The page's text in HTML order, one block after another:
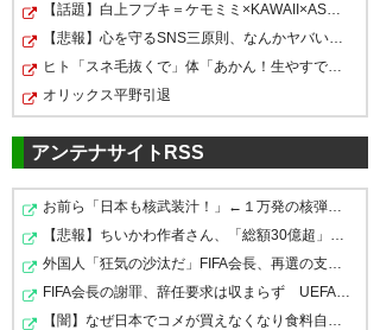
水沼の変化がゴールに繋がっ
た。 もちろん清武のゴールは見
事。https://t.co/CJPd9S4Cc6
— くにまさ(國貞正之)
(kunimasa_)2018, 10月 20
— 白銀 愁@顔面＆眼窩底骨折、
全治3ヶ月 (shirogane_syuu)
2018, 10月 20
だぁああああああ！ 勝ったぁア
アアアアアア！ キ！（∩´∀｀）
ヨ！（´∀｀∩） キ（∩´∀｀） ヨ
はなかったですが、しっかりと
体を張って守り、一撃で仕留め
る。昨季のルヴァンカップ決勝
を思い出しました。ある意味、
ユンセレッソらしい勝利！得点
は清武選手のクオリティーの高
さですね！山下選手、田中裕介
選手と普段出番の少ない選手た
ちの活躍も光りました。
【話題】白上フブキ＝ケモミミ×KAWAII×ASMR！超絶癒やし…
【悲報】心を守るSNS三原則、なんかヤバい事になるｗｗｗ…
ヒト「スネ毛抜くで」体「あかん！生やすで！」ヒト「ヒ…
オリックス平野引退
アンテナサイトRSS
お前ら「日本も核武装汁！」←１万発の核弾頭どこに
【悲報】ちいかわ作者さん、「総額30億超」の大豪邸を建…
外国人「狂気の沙汰だ」FIFA会長、再選の支持見返りにモ…
FIFA会長の謝罪、辞任要求は収まらず UEFAはボイコット…
【闇】なぜ日本でコメが買えなくなり食料自給率が過去最…